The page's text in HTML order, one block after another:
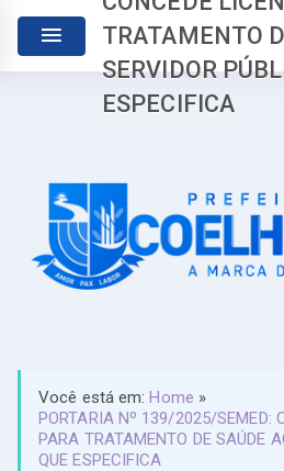
TRATAMENTO
SERVIDOR
ESPECIFICA
Você está em:Home »
PORTARIA Nº 139/2025/SEMED:
PARA TRATAMENTO DE SAÚDE
QUE ESPECIFICA